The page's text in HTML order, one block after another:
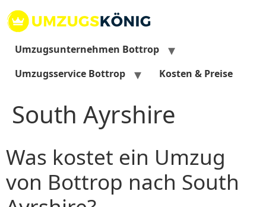
Inhalt
springen
Umzugsunternehmen Bottrop
Umzugsservice Bottrop
Kosten & Preise
South Ayrshire
Was kostet ein Umzug
von Bottrop nach South